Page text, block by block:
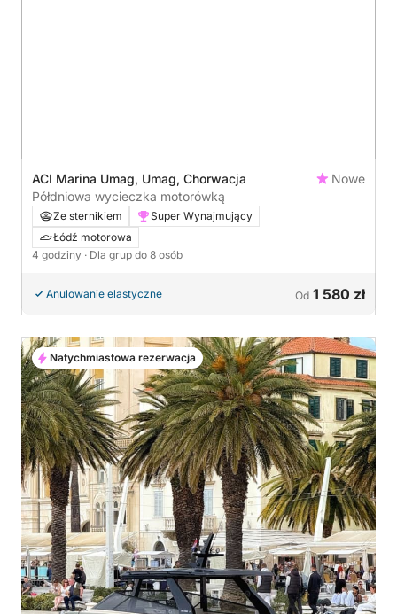
ACI Marina Umag, Umag, Chorwacja
Nowe
Półdniowa wycieczka motorówką
Ze sternikiem
Super Wynajmujący
Łódź motorowa
4 godziny · Dla grup do 8 osób
Anulowanie elastyczne Od 1 580 zł
Natychmiastowa rezerwacja